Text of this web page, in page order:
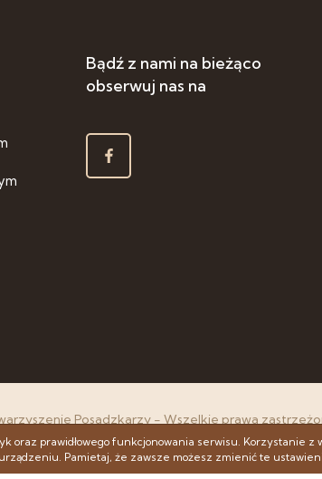
Bądź z nami na bieżąco
obserwuj nas na
Posadzkarzy - Wszelkie prawa
& cms:www.zstudio.pl
oraz prawidłowego funkcjonowania serwisu. Korzystanie
Pamietaj, że zawsze możesz zmienić te